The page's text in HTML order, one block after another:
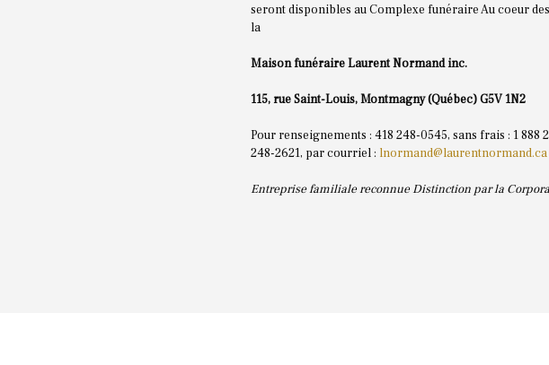
seront disponibles au Complexe funéraire Au coeur
la
Maison funéraire Laurent Normand inc.
115, rue Saint-Louis, Montmagny (Québec) G5V 1N2
Pour renseignements : 418 248-0545, sans frais : 1
248-2621, par courriel : lnormand@laurentnormand.ca
Entreprise familiale reconnue Distinction par la